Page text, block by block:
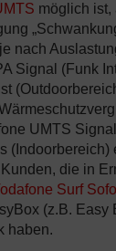
möglich ist,
nach
Signal (Funk
UMTS
(Indoorbereich)
die in
Surf
(z.B. Easy
haben.